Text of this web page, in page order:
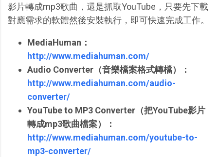
影片轉成mp3歌曲，還是抓取YouTube，只要先下載
對應需求的軟體然後安裝執行，即可快速完成工作。
MediaHuman：
http://www.mediahuman.com/
Audio Converter（音樂檔案格式轉檔）：
http://www.mediahuman.com/audio-
converter/
YouTube to MP3 Converter（把YouTube影片
轉成mp3歌曲檔案）：
http://www.mediahuman.com/youtube-to-
mp3-converter/